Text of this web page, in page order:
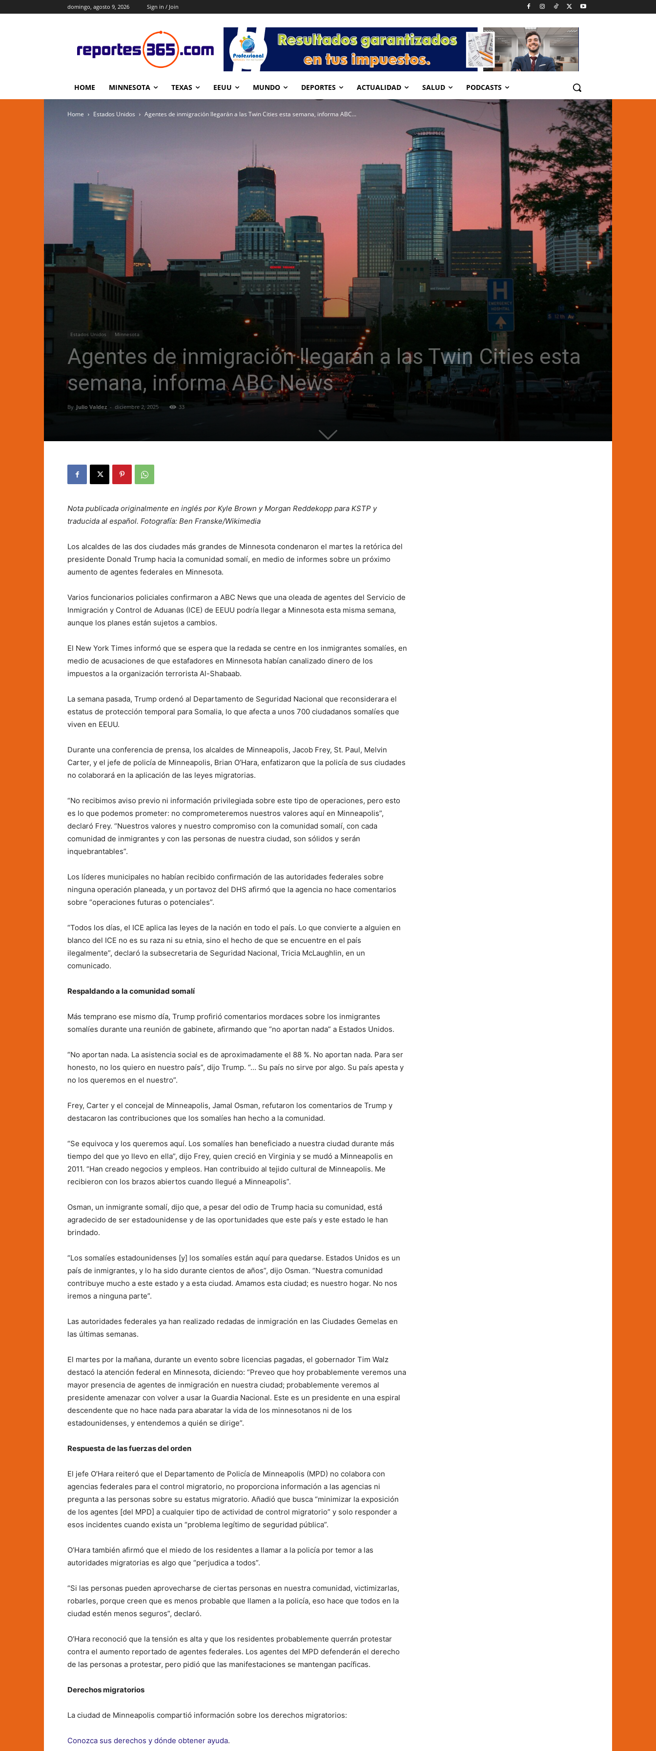
domingo, agosto 9, 2026 Sign in / Join
HOME MINNESOTA TEXAS EEUU MUNDO DEPORTES ACTUALIDAD SALUD PODCASTS
Home Estados Unidos Agentes de inmigración llegarán a las Twin Cities esta semana, informa ABC...
Estados Unidos Minnesota
Agentes de inmigración llegarán a las Twin Cities esta
semana, informa ABC News
By Julio Valdez - diciembre 2, 2025 33
Nota publicada originalmente en inglés por Kyle Brown y Morgan Reddekopp para KSTP y
traducida al español. Fotografía: Ben Franske/Wikimedia
Los alcaldes de las dos ciudades más grandes de Minnesota condenaron el martes la retórica del
presidente Donald Trump hacia la comunidad somalí, en medio de informes sobre un próximo
aumento de agentes federales en Minnesota.
Varios funcionarios policiales confirmaron a ABC News que una oleada de agentes del Servicio de
Inmigración y Control de Aduanas (ICE) de EEUU podría llegar a Minnesota esta misma semana,
aunque los planes están sujetos a cambios.
El New York Times informó que se espera que la redada se centre en los inmigrantes somalíes, en
medio de acusaciones de que estafadores en Minnesota habían canalizado dinero de los
impuestos a la organización terrorista Al-Shabaab.
La semana pasada, Trump ordenó al Departamento de Seguridad Nacional que reconsiderara el
estatus de protección temporal para Somalia, lo que afecta a unos 700 ciudadanos somalíes que
viven en EEUU.
Durante una conferencia de prensa, los alcaldes de Minneapolis, Jacob Frey, St. Paul, Melvin
Carter, y el jefe de policía de Minneapolis, Brian O’Hara, enfatizaron que la policía de sus ciudades
no colaborará en la aplicación de las leyes migratorias.
“No recibimos aviso previo ni información privilegiada sobre este tipo de operaciones, pero esto
es lo que podemos prometer: no comprometeremos nuestros valores aquí en Minneapolis”,
declaró Frey. “Nuestros valores y nuestro compromiso con la comunidad somalí, con cada
comunidad de inmigrantes y con las personas de nuestra ciudad, son sólidos y serán
inquebrantables”.
Los líderes municipales no habían recibido confirmación de las autoridades federales sobre
ninguna operación planeada, y un portavoz del DHS afirmó que la agencia no hace comentarios
sobre “operaciones futuras o potenciales”.
“Todos los días, el ICE aplica las leyes de la nación en todo el país. Lo que convierte a alguien en
blanco del ICE no es su raza ni su etnia, sino el hecho de que se encuentre en el país
ilegalmente”, declaró la subsecretaria de Seguridad Nacional, Tricia McLaughlin, en un
comunicado.
Respaldando a la comunidad somalí
Más temprano ese mismo día, Trump profirió comentarios mordaces sobre los inmigrantes
somalíes durante una reunión de gabinete, afirmando que “no aportan nada” a Estados Unidos.
“No aportan nada. La asistencia social es de aproximadamente el 88 %. No aportan nada. Para ser
honesto, no los quiero en nuestro país”, dijo Trump. “… Su país no sirve por algo. Su país apesta y
no los queremos en el nuestro”.
Frey, Carter y el concejal de Minneapolis, Jamal Osman, refutaron los comentarios de Trump y
destacaron las contribuciones que los somalíes han hecho a la comunidad.
“Se equivoca y los queremos aquí. Los somalíes han beneficiado a nuestra ciudad durante más
tiempo del que yo llevo en ella”, dijo Frey, quien creció en Virginia y se mudó a Minneapolis en
2011. “Han creado negocios y empleos. Han contribuido al tejido cultural de Minneapolis. Me
recibieron con los brazos abiertos cuando llegué a Minneapolis”.
Osman, un inmigrante somalí, dijo que, a pesar del odio de Trump hacia su comunidad, está
agradecido de ser estadounidense y de las oportunidades que este país y este estado le han
brindado.
“Los somalíes estadounidenses [y] los somalíes están aquí para quedarse. Estados Unidos es un
país de inmigrantes, y lo ha sido durante cientos de años”, dijo Osman. “Nuestra comunidad
contribuye mucho a este estado y a esta ciudad. Amamos esta ciudad; es nuestro hogar. No nos
iremos a ninguna parte”.
Las autoridades federales ya han realizado redadas de inmigración en las Ciudades Gemelas en
las últimas semanas.
El martes por la mañana, durante un evento sobre licencias pagadas, el gobernador Tim Walz
destacó la atención federal en Minnesota, diciendo: “Preveo que hoy probablemente veremos una
mayor presencia de agentes de inmigración en nuestra ciudad; probablemente veremos al
presidente amenazar con volver a usar la Guardia Nacional. Este es un presidente en una espiral
descendente que no hace nada para abaratar la vida de los minnesotanos ni de los
estadounidenses, y entendemos a quién se dirige”.
Respuesta de las fuerzas del orden
El jefe O’Hara reiteró que el Departamento de Policía de Minneapolis (MPD) no colabora con
agencias federales para el control migratorio, no proporciona información a las agencias ni
pregunta a las personas sobre su estatus migratorio. Añadió que busca “minimizar la exposición
de los agentes [del MPD] a cualquier tipo de actividad de control migratorio” y solo responder a
esos incidentes cuando exista un “problema legítimo de seguridad pública”.
O’Hara también afirmó que el miedo de los residentes a llamar a la policía por temor a las
autoridades migratorias es algo que “perjudica a todos”.
“Si las personas pueden aprovecharse de ciertas personas en nuestra comunidad, victimizarlas,
robarles, porque creen que es menos probable que llamen a la policía, eso hace que todos en la
ciudad estén menos seguros”, declaró.
O’Hara reconoció que la tensión es alta y que los residentes probablemente querrán protestar
contra el aumento reportado de agentes federales. Los agentes del MPD defenderán el derecho
de las personas a protestar, pero pidió que las manifestaciones se mantengan pacíficas.
Derechos migratorios
La ciudad de Minneapolis compartió información sobre los derechos migratorios:
Conozca sus derechos y dónde obtener ayuda.